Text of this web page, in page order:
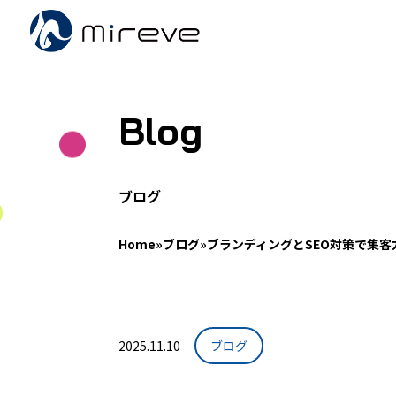
Blog
ブログ
Home»ブログ»ブランディングとSEO対策で集
2025.11.10 ブログ